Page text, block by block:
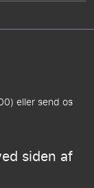
eller send os
siden af